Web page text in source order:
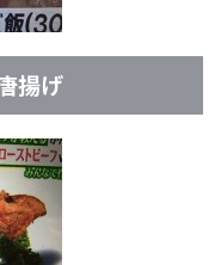
揚げ